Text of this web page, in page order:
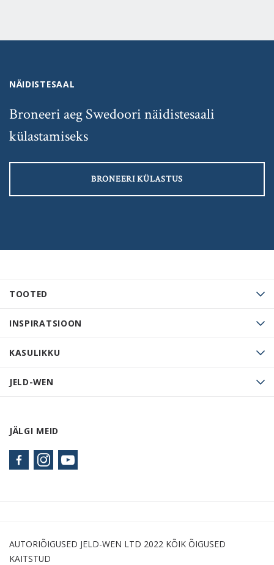
TOOTED
INSPIRATSIOON
KASULIKKU
JELD-WEN
JÄLGI MEID
NÄIDISTESAAL
Broneeri aeg Swedoori näidistesaali
külastamiseks
BRONEERI KÜLASTUS
AUTORIÕIGUSED JELD-WEN LTD 2022 KÕIK ÕIGUSED
KAITSTUD